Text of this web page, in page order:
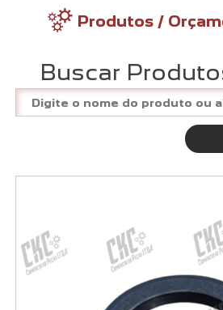
Produtos /
Buscar